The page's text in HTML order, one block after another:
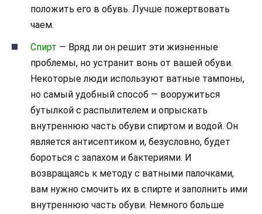
положить его в обувь. Лучше пожертвовать
чаем.
Спирт — Вряд ли он решит эти жизненные
проблемы, но устранит вонь от вашей обуви.
Некоторые люди используют ватные тампоны,
но самый удобный способ — вооружиться
бутылкой с распылителем и опрыскать
внутреннюю часть обуви спиртом и водой. Он
является антисептиком и, безусловно, будет
бороться с запахом и бактериями. И
возвращаясь к методу с ватными палочками,
вам нужно смочить их в спирте и заполнить ими
внутреннюю часть обуви. Немного больше